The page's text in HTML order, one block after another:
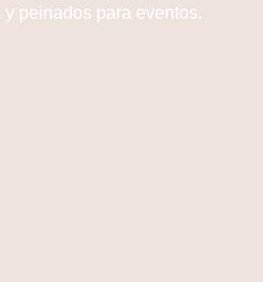
peinados para eventos.